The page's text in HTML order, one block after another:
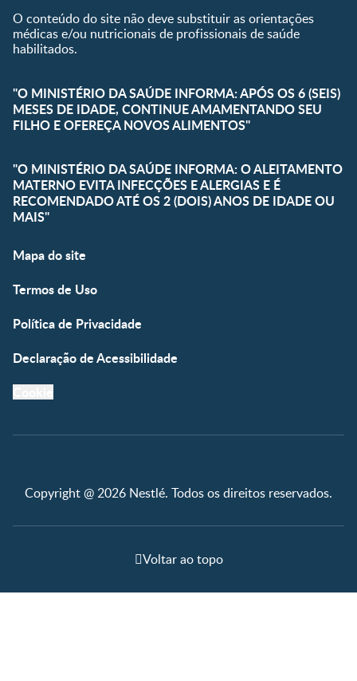
O conteúdo do site não deve substituir as orientações
médicas e/ou nutricionais de profissionais de saúde
habilitados.
"O MINISTÉRIO DA SAÚDE INFORMA: APÓS OS 6 (SEIS)
MESES DE IDADE, CONTINUE AMAMENTANDO SEU
FILHO E OFEREÇA NOVOS ALIMENTOS"
"O MINISTÉRIO DA SAÚDE INFORMA: O ALEITAMENTO
MATERNO EVITA INFECÇÕES E ALERGIAS E É
RECOMENDADO ATÉ OS 2 (DOIS) ANOS DE IDADE OU
MAIS"
Mapa do site
Termos de Uso
Política de Privacidade
Declaração de Acessibilidade
Copyright @ 2026 Nestlé. Todos os direitos reservados.
Voltar ao topo